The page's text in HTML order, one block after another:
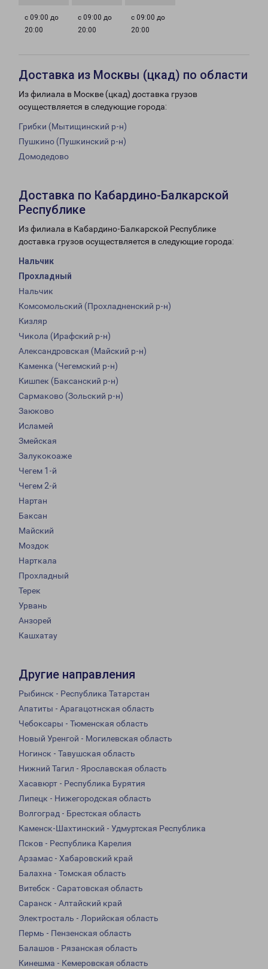
с 09:00 до
20:00
с 09:00 до
20:00
с 09:00 до
20:00
Доставка из Москвы (цкад) по области
Из филиала в Москве (цкад) доставка грузов
осуществляется в следующие города:
Грибки (Мытищинский р-н)
Пушкино (Пушкинский р-н)
Домодедово
Доставка по Кабардино-Балкарской
Республике
Из филиала в Кабардино-Балкарской Республике
доставка грузов осуществляется в следующие города:
Нальчик
Прохладный
Нальчик
Комсомольский (Прохладненский р-н)
Кизляр
Чикола (Ирафский р-н)
Александровская (Майский р-н)
Каменка (Чегемский р-н)
Кишпек (Баксанский р-н)
Сармаково (Зольский р-н)
Заюково
Исламей
Змейская
Залукокоаже
Чегем 1-й
Чегем 2-й
Нартан
Баксан
Майский
Моздок
Нарткала
Прохладный
Терек
Урвань
Анзорей
Кашхатау
Другие направления
Рыбинск - Республика Татарстан
Апатиты - Арагацотнская область
Чебоксары - Тюменская область
Новый Уренгой - Могилевская область
Ногинск - Тавушская область
Нижний Тагил - Ярославская область
Хасавюрт - Республика Бурятия
Липецк - Нижегородская область
Волгоград - Брестская область
Каменск-Шахтинский - Удмуртская Республика
Псков - Республика Карелия
Арзамас - Хабаровский край
Балахна - Томская область
Витебск - Саратовская область
Саранск - Алтайский край
Электросталь - Лорийская область
Пермь - Пензенская область
Балашов - Рязанская область
Кинешма - Кемеровская область